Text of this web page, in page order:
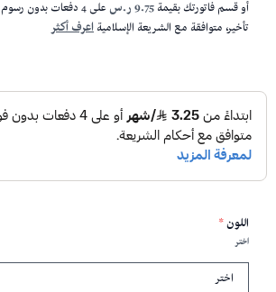
أو قسم فاتورتك بقيمة9.75 ر.س على4دفعات بدون رسوم
تأخير، متوافقة مع الشريعة الإسلاميةاعرف أكثر
اللون*
اختر